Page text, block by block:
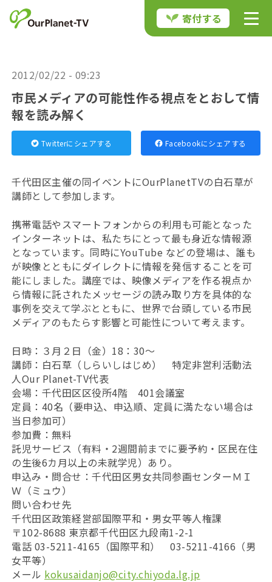
寄付する
2012/02/22 - 09:23
市民メディアの可能性――作る視点をとおして情
報を読み解く
Twitterにシェアする Facebookにシェアする
千代田区主催の同イベントにOurPlanetTVの白石草が
講師として参加します。
携帯電話やスマートフォンからの利用も可能となった
インターネットは、私たちにとって最も身近な情報源
となっています。同時にYouTube などの登場は、誰も
が映像とともにダイレクトに情報を発信することを可
能にしました。講座では、映像メディアを作る視点か
ら情報に託されたメッセージの読み取り方を具体的な
事例を交えて学ぶとともに、世界で台頭している市民
メディアのもたらす影響と可能性について考えます。
日時：３月２日（金）18：30～
講師：白石草（しらいしはじめ） 特定非営利活動法
人Our Planet-TV代表
会場：千代田区区役所4階 401会議室
定員：40名（要申込、申込順、定員に満たない場合は
当日参加可）
参加費：無料
託児サービス（有料・2週間前までに要予約・区民在住
の生後6カ月以上の未就学児）あり。
申込み・問合せ：千代田区男女共同参画センターＭＩ
Ｗ（ミュウ）
問い合わせ先
千代田区政策経営部国際平和・男女平等人権課
〒102-8688 東京都千代田区九段南1-2-1
電話 03-5211-4165（国際平和） 03-5211-4166（男
女平等）
メール kokusaidanjo@city.chiyoda.lg.jp